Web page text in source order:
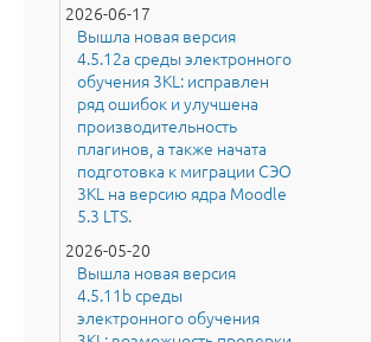
2026-06-17
Вышла новая версия
4.5.12a среды электронного
обучения 3KL: исправлен
ряд ошибок и улучшена
производительность
плагинов, а также начата
подготовка к миграции СЭО
3KL на версию ядра Moodle
5.3 LTS.
2026-05-20
Вышла новая версия
4.5.11b среды
электронного обучения